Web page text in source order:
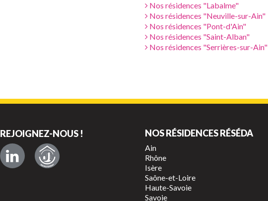
Nos résidences "Labalme"
Nos résidences "Neuville-sur-Ain"
Nos résidences "Pont-d'Ain"
Nos résidences "Saint-Alban"
Nos résidences "Serrières-sur-Ain"
REJOIGNEZ-NOUS ! NOS RÉSIDENCES RÉSÉDA
Ain
Rhône
Isère
Saône-et-Loire
Haute-Savoie
Savoie